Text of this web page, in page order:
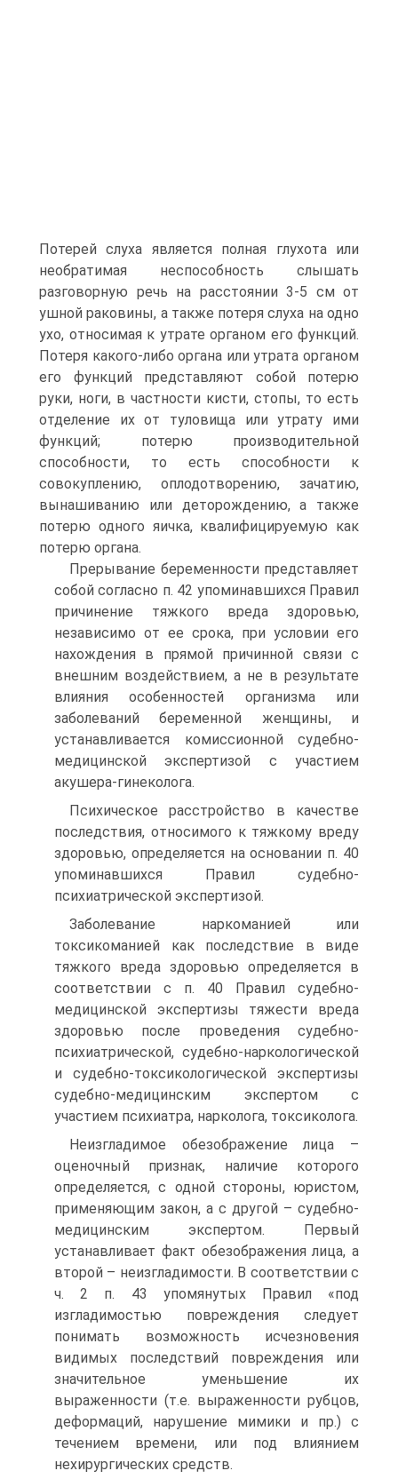
Потерей слуха является полная глухота или
необратимая неспособность слышать
разговорную речь на расстоянии 3-5 см от
ушной раковины, а также потеря слуха на одно
ухо, относимая к утрате органом его функций.
Потеря какого-либо органа или утрата органом
его функций представляют собой потерю
руки, ноги, в частности кисти, стопы, то есть
отделение их от туловища или утрату ими
функций; потерю производительной
способности, то есть способности к
совокуплению, оплодотворению, зачатию,
вынашиванию или деторождению, а также
потерю одного яичка, квалифицируемую как
потерю органа.
Прерывание беременности представляет
собой согласно п. 42 упоминавшихся Правил
причинение тяжкого вреда здоровью,
независимо от ее срока, при условии его
нахождения в прямой причинной связи с
внешним воздействием, а не в результате
влияния особенностей организма или
заболеваний беременной женщины, и
устанавливается комиссионной судебно-
медицинской экспертизой с участием
акушера-гинеколога.
Психическое расстройство в качестве
последствия, относимого к тяжкому вреду
здоровью, определяется на основании п. 40
упоминавшихся Правил судебно-
психиатрической экспертизой.
Заболевание наркоманией или
токсикоманией как последствие в виде
тяжкого вреда здоровью определяется в
соответствии с п. 40 Правил судебно-
медицинской экспертизы тяжести вреда
здоровью после проведения судебно-
психиатрической, судебно-наркологической
и судебно-токсикологической экспертизы
судебно-медицинским экспертом с
участием психиатра, нарколога, токсиколога.
Неизгладимое обезображение лица –
оценочный признак, наличие которого
определяется, с одной стороны, юристом,
применяющим закон, а с другой – судебно-
медицинским экспертом. Первый
устанавливает факт обезображения лица, а
второй – неизгладимости. В соответствии с
ч. 2 п. 43 упомянутых Правил «под
изгладимостью повреждения следует
понимать возможность исчезновения
видимых последствий повреждения или
значительное уменьшение их
выраженности (т.е. выраженности рубцов,
деформаций, нарушение мимики и пр.) с
течением времени, или под влиянием
нехирургических средств.